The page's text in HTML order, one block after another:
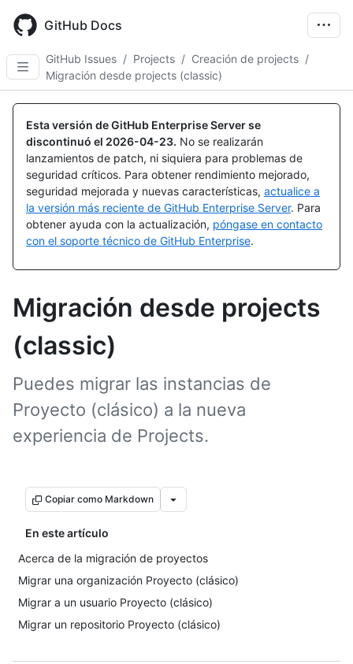
main
content
GitHub Docs
GitHub Issues / Projects / Creación de projects /
Migración desde projects (classic)
Esta versión de GitHub Enterprise Server se
discontinuó el 2026-04-23. No se realizarán
lanzamientos de patch, ni siquiera para problemas de
seguridad críticos. Para obtener rendimiento mejorado,
seguridad mejorada y nuevas características, actualice a
la versión más reciente de GitHub Enterprise Server. Para
obtener ayuda con la actualización, póngase en contacto
con el soporte técnico de GitHub Enterprise.
Migración desde projects
(classic)
Puedes migrar las instancias de
Proyecto (clásico) a la nueva
experiencia de Projects.
Copiar como Markdown
En este artículo
Acerca de la migración de proyectos
Migrar una organización Proyecto (clásico)
Migrar a un usuario Proyecto (clásico)
Migrar un repositorio Proyecto (clásico)